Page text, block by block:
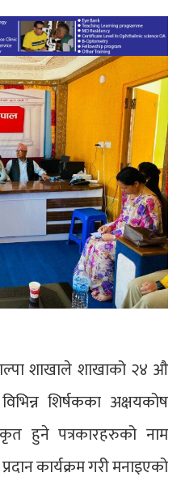
शाखाले शाखाको २४ औ
शिर्षकका अक्षयकोष
हुने पत्रकारहरुको नाम
कार्यक्रम गरी मनाइएको